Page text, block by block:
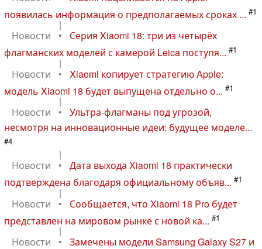
появилась информация о предполагаемых сроках ... #1
|
Новости
•
Серия Xiaomi 18: три из четырёх
флагманских моделей с камерой Leica поступя... #1
|
Новости
•
Xiaomi копирует стратегию Apple:
модель Xiaomi 18 будет выпущена отдельно о... #1
|
Новости
•
Ультра-флагманы под угрозой,
несмотря на инновационные идеи: будущее моделе...
#4
|
Новости
•
Дата выхода Xiaomi 18 практически
подтверждена благодаря официальному объяв... #1
|
Новости
•
Сообщается, что Xiaomi 18 Pro будет
представлен на мировом рынке с новой ка... #1
|
Новости
•
Замечены модели Samsung Galaxy S27 и